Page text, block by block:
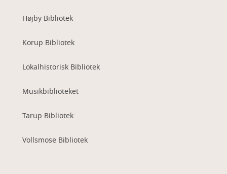
Højby Bibliotek
Korup Bibliotek
Lokalhistorisk Bibliotek
Musikbiblioteket
Tarup Bibliotek
Vollsmose Bibliotek